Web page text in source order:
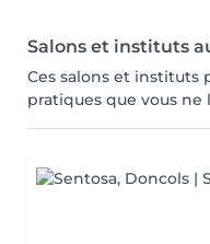
Salons et instituts
Ces salons et instituts
pratiques que vous ne